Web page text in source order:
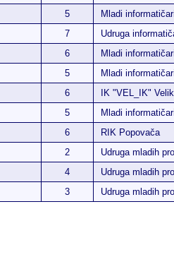
5
Mladi
7
Udruga
6
Mladi
5
Mladi
6
IK "VEL_IK"
5
Mladi
6
RIK Popovača
2
Udruga mladih
4
Udruga mladih
3 Udruga mladih